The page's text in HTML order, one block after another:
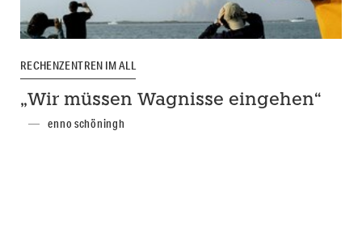
RECHENZENTREN IM ALL
„Wir müssen Wagnisse eingehen“
enno schöningh